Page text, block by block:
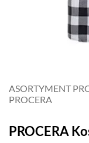
ASORTYMENT
PROCERA
PROCERA